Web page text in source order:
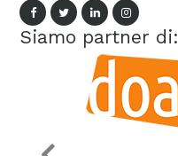
Siamo partner di: